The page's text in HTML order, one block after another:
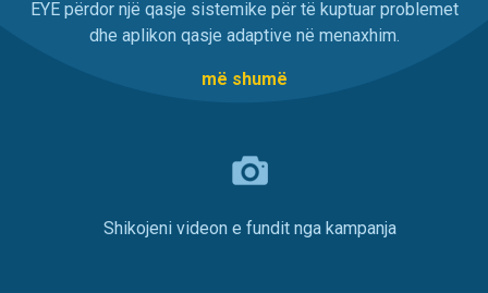
EYE përdor një qasje sistemike për të kuptuar problemet
dhe aplikon qasje adaptive në menaxhim.
më shumë
Shikojeni videon e fundit nga kampanja